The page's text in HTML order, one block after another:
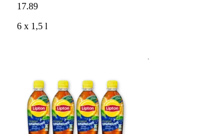
17.89
6 x 1,5 l